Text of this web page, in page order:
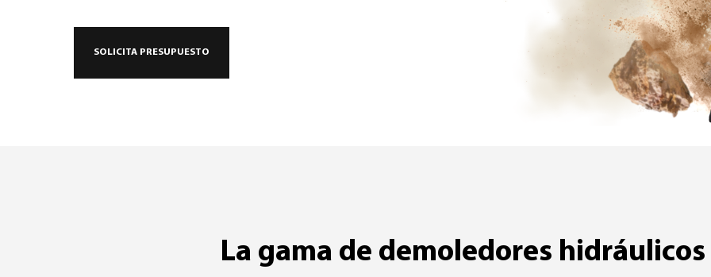
SOLICITA PRESUPUESTO
La gama de demoledores hidráulicos